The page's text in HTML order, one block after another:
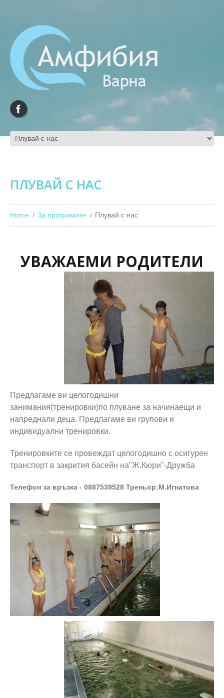
ПЛУВАЙ С НАС
Home За програмите Плувай с нас
УВАЖАЕМИ РОДИТЕЛИ
Предлагаме ви целогодишни
занимания(тренировки)по плуване за начинаещи и
напреднали деца. Предлагаме ви групови и
индивидуални тренировки.
Тренировките се провеждат целогодишно с осигурен
транспорт в закрития басейн на"Ж.Кюри"-Дружба
Телефон за връзка - 0887539528 Треньор:М.Игнатова